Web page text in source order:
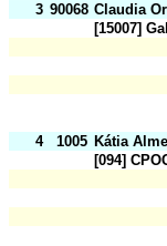
3 90068 Claudia
[15007]
4 1005 Kátia
[094]